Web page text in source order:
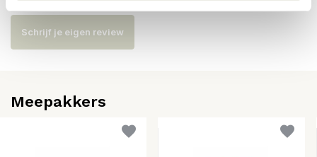
Schrijf je eigen review
Meepakkers